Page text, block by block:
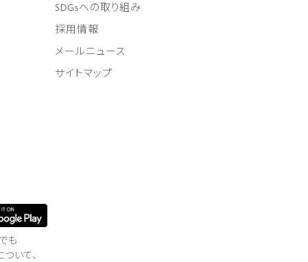
SDGsへの取り組み
採用情報
メールニュース
サイトマップ
も
いて、